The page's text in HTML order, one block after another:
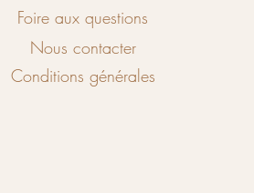
Foire aux questions
Nous contacter
Conditions générales